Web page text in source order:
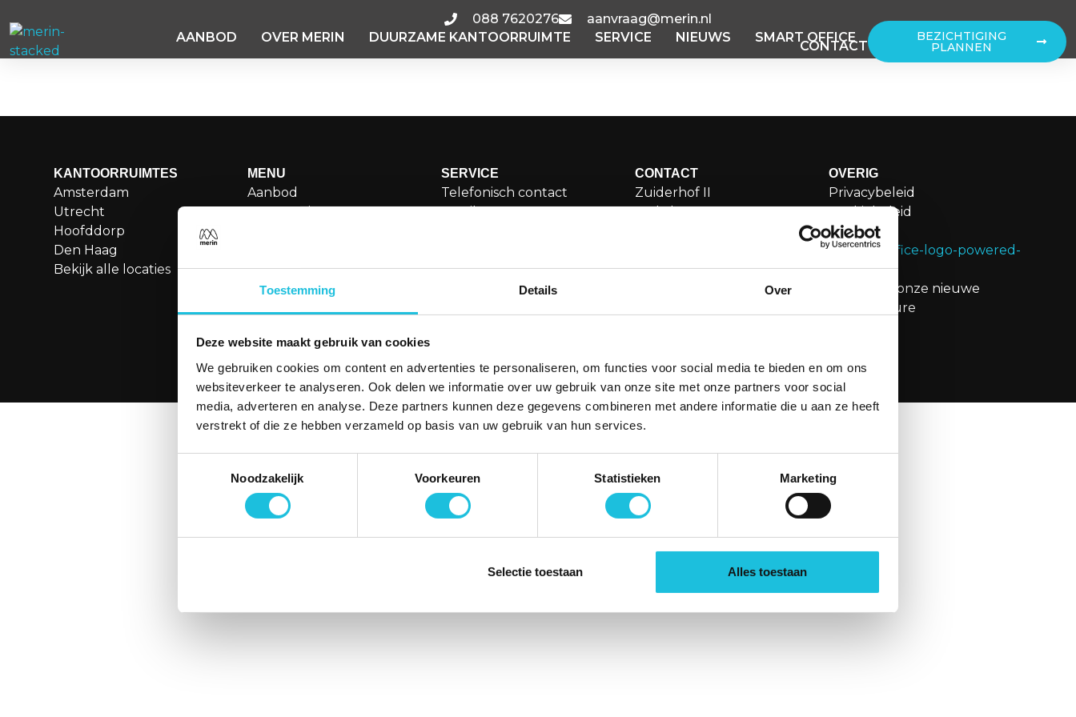
Toestemming Details Over
Deze website maakt gebruik van cookies
We gebruiken cookies om content en advertenties te personaliseren, om functies voor social media te bieden en om ons
websiteverkeer te analyseren. Ook delen we informatie over uw gebruik van onze site met onze partners voor social
media, adverteren en analyse. Deze partners kunnen deze gegevens combineren met andere informatie die u aan ze heeft
verstrekt of die ze hebben verzameld op basis van uw gebruik van hun services.
Noodzakelijk
Voorkeuren Statistieken Marketing
Selectie toestaan Alles toestaan
088 7620276
aanvraag@merin.nl
AANBOD
OVER MERIN DUURZAME KANTOORRUIMTE SERVICE NIEUWS SMART OFFICE
CONTACT
BEZICHTIGING
PLANNEN
KANTOORRUIMTES
Amsterdam
Utrecht
Hoofddorp
Den Haag
Bekijk alle locaties
MENU
Aanbod
Boetiekkantoren
Besettled
SERVICE
Telefonisch contact
CONTACT
Zuiderhof II
LinkedIn
OVERIG
Privacybeleid
Cookiebeleid
Disclaimer
Bekijk onze nieuwe
brochure
© 2026 Merin. Alle rechten voorbehouden. | Website ontworpen & ontwikkeld doorSeven Design